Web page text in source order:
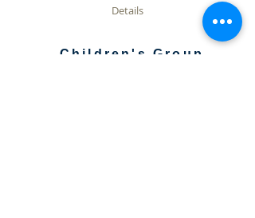
Details
Children's Group